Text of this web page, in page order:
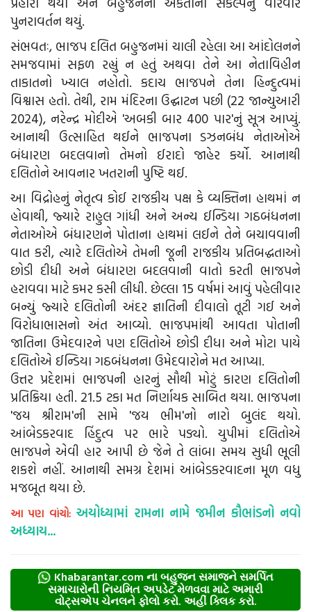
પુનરાવર્તન થયું.
સંભવતઃ, ભાજપ દલિત બહુજનમાં ચાલી રહેલા આ આંદોલનને
સમજવામાં સફળ રહ્યું ન હતું અથવા તેને આ નેતાવિહીન
તાકાતનો ખ્યાલ નહોતો. કદાચ ભાજપને તેના હિન્દુત્વમાં
વિશ્વાસ હતો. તેથી, રામ મંદિરના ઉદ્ઘાટન પછી (22 જાન્યુઆરી
2024), નરેન્દ્ર મોદીએ 'અબકી બાર 400 પાર'નું સૂત્ર આપ્યું.
આનાથી ઉત્સાહિત થઈને ભાજપના ડઝનબંધ નેતાઓએ
બંધારણ બદલવાનો તેમનો ઈરાદો જાહેર કર્યો. આનાથી
દલિતોને આવનાર ખતરાની પુષ્ટિ થઈ.
આ વિદ્રોહનું નેતૃત્વ કોઈ રાજકીય પક્ષ કે વ્યક્તિના હાથમાં ન
હોવાથી, જ્યારે રાહુલ ગાંધી અને અન્ય ઈન્ડિયા ગઠબંધનના
નેતાઓએ બંધારણને પોતાના હાથમાં લઈને તેને બચાવવાની
વાત કરી, ત્યારે દલિતોએ તેમની જૂની રાજકીય પ્રતિબદ્ધતાઓ
છોડી દીધી અને બંધારણ બદલવાની વાતો કરતી ભાજપને
હરાવવા માટે કમર કસી લીધી. છેલ્લા 15 વર્ષમાં આવું પહેલીવાર
બન્યું જ્યારે દલિતોની અંદર જ્ઞાતિની દીવાલો તૂટી ગઈ અને
વિરોધાભાસનો અંત આવ્યો. ભાજપમાંથી આવતા પોતાની
જાતિના ઉમેદવારને પણ દલિતોએ છોડી દીધા અને મોટા પાયે
દલિતોએ ઈન્ડિયા ગઠબંધનના ઉમેદવારોને મત આપ્યા.
ઉત્તર પ્રદેશમાં ભાજપની હારનું સૌથી મોટું કારણ દલિતોની
પ્રતિક્રિયા હતી. 21.5 ટકા મત નિર્ણાયક સાબિત થયા. ભાજપના
'જય શ્રીરામ'ની સામે 'જય ભીમ'નો નારો બુલંદ થયો.
આંબેડકરવાદ હિંદુત્વ પર ભારે પડ્યો. યુપીમાં દલિતોએ
ભાજપને એવી હાર આપી છે જેને તે લાંબા સમય સુધી ભૂલી
શકશે નહીં. આનાથી સમગ્ર દેશમાં આંબેડકરવાદના મૂળ વધુ
મજબૂત થયા છે.
આ પણ વાંચો: અયોધ્યામાં રામના નામે જમીન કૌભાંડનો નવો
અધ્યાય...
Khabarantar.com ના બહુજન સમાજને સમર્પિત
સમાચારોની નિયમિત અપડેટ મેળવવા માટે અમારી
વોટ્સએપ ચેનલને ફોલો કરો. અહીં ક્લિક કરો.